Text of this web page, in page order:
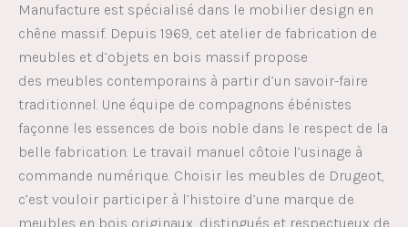
Manufacture est spécialisé dans le mobilier design en
chêne massif. Depuis 1969, cet atelier de fabrication de
meubles et d’objets en bois massif propose
des meubles contemporains à partir d’un savoir-faire
traditionnel. Une équipe de compagnons ébénistes
façonne les essences de bois noble dans le respect de la
belle fabrication. Le travail manuel côtoie l’usinage à
commande numérique. Choisir les meubles de Drugeot,
c’est vouloir participer à l’histoire d’une marque de
meubles en bois originaux, distingués et respectueux de